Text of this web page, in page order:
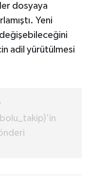
dosyaya
Yeni
değişebileceğini
adil yürütülmesi